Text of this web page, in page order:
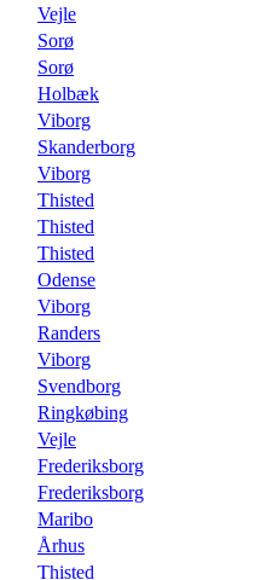
Vejle
Sorø
Sorø
Holbæk
Viborg
Skanderborg
Viborg
Thisted
Thisted
Thisted
Odense
Viborg
Randers
Viborg
Svendborg
Ringkøbing
Vejle
Frederiksborg
Frederiksborg
Maribo
Århus
Thisted